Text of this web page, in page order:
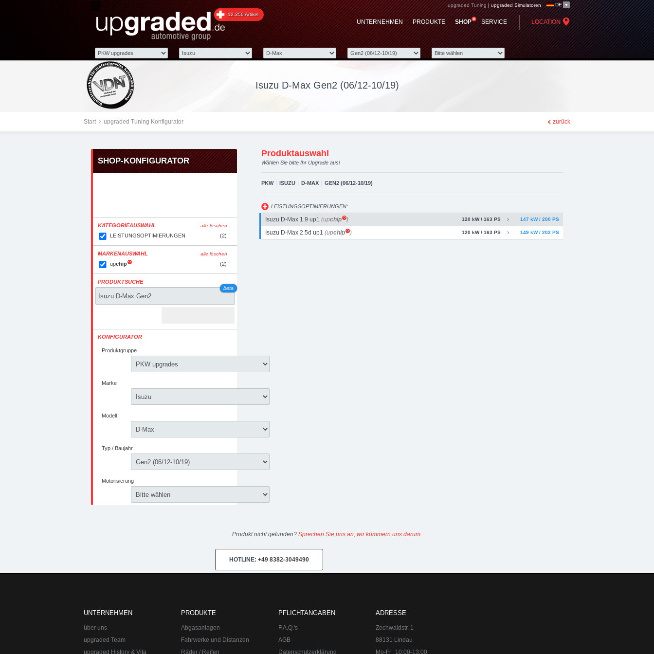
Tuningteile: Isuzu D-Max Gen2 (06/12-10/19) upgraded automotive
group - Chiptuning, Kraftstoffoptimierung, Performance Zubehör
12.350 Artikel
DE
LOCATION
SERVICE
SHOP
PRODUKTE
UNTERNEHMEN
upgraded Tuning|upgraded Simulatoren
Isuzu D-Max Gen2 (06/12-10/19)
Start upgraded Tuning Konfigurator zurück
SHOP-KONFIGURATOR
KATEGORIEAUSWAHL alle löschen
LEISTUNGSOPTIMIERUNGEN (2)
MARKENAUSWAHL alle löschen
upchip (2)
PRODUKTSUCHE
beta
KONFIGURATOR
Produktauswahl
Wählen Sie bitte Ihr Upgrade aus!
PKW| ISUZU D-MAX GEN2 (06/12-10/19)
LEISTUNGSOPTIMIERUNGEN:
Isuzu D-Max 1.9 up1 (upchip ) 147 kW / 200 PS
120 kW / 163 PS
Isuzu D-Max 2.5d up1 (upchip ) 149 kW / 202 PS
120 kW / 163 PS
Produkt nicht gefunden? Sprechen Sie uns an, wir kümmern uns darum.
HOTLINE: +49 8382-3049490
UNTERNEHMEN
über uns
upgraded Team
upgraded History & Vita
PRODUKTE
Abgasanlagen
Fahrwerke und Distanzen
Räder / Reifen
PFLICHTANGABEN
F.A.Q.'s
AGB
Datenschutzerklärung
ADRESSE
Zechwaldstr. 1
88131 Lindau
Mo-Fr
10:00-13:00